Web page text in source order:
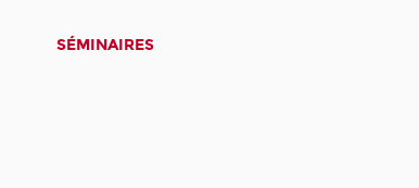
SÉMINAIRES